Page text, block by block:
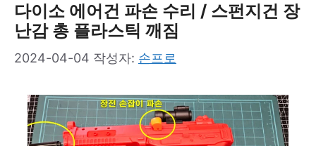
다이소 에어건 파손 수리 / 스펀지건 장
난감 총 플라스틱 깨짐
2024-04-04 작성자: 손프로